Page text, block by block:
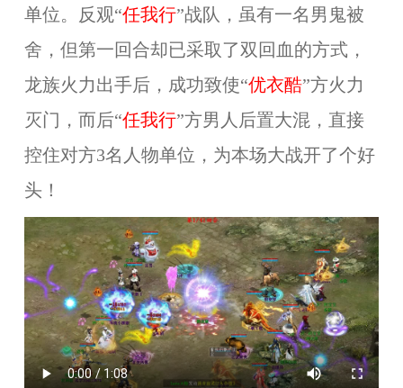
单位。反观“任我行”战队，虽有一名男鬼被
舍，但第一回合却已采取了双回血的方式，
龙族火力出手后，成功致使“优衣酷”方火力
灭门，而后“任我行”方男人后置大混，直接
控住对方3名人物单位，为本场大战开了个好
头！